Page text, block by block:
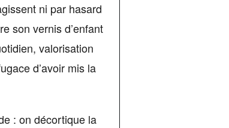
ni par hasard
son vernis d’enfant
valorisation
d’avoir mis la
: on décortique la